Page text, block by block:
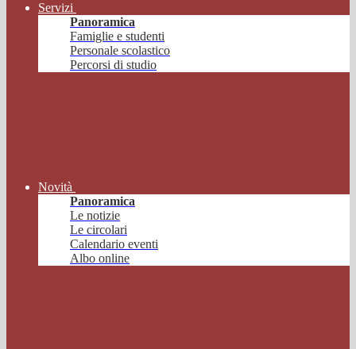
Servizi
Panoramica
Famiglie e studenti
Personale scolastico
Percorsi di studio
Novità
Panoramica
Le notizie
Le circolari
Calendario eventi
Albo online